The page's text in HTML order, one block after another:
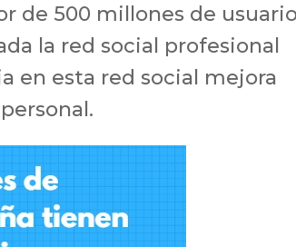
de 500 millones de
la red social profesional
en esta red social mejora